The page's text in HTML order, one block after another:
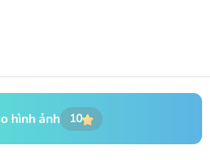
hình ảnh 10